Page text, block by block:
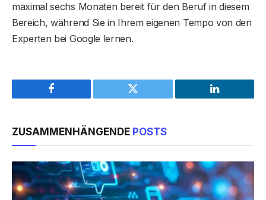
maximal sechs Monaten bereit für den Beruf in diesem
Bereich, während Sie in Ihrem eigenen Tempo von den
Experten bei Google lernen.
Facebook Twitter LinkedIn
ZUSAMMENHÄNGENDE POSTS